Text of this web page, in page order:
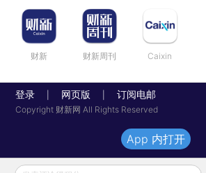
财新 财新周刊 Caixin
登录 网页版 订阅电邮
Copyright 财新网 All Rights Reserved
App 内打开